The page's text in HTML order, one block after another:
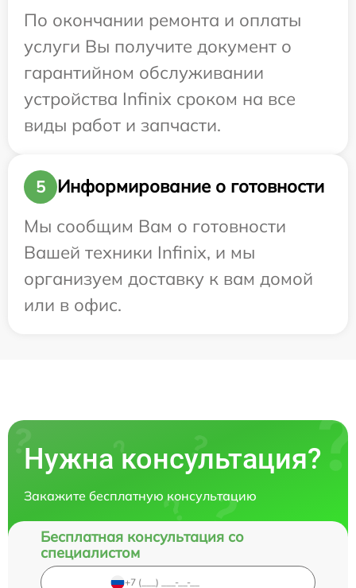
По окончании ремонта и оплаты
услуги Вы получите документ о
гарантийном обслуживании
устройства Infinix сроком на все
виды работ и запчасти.
5
Информирование о готовности
Мы сообщим Вам о готовности
Вашей техники Infinix, и мы
организуем доставку к вам домой
или в офис.
Нужна консультация?
Закажите бесплатную консультацию
Бесплатная консультация со
специалистом